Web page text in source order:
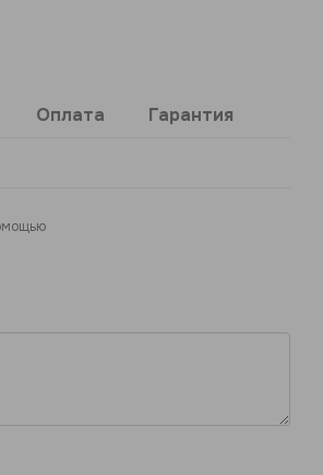
Оплата Гарантия